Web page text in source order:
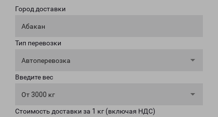
Город доставки
Абакан
Тип перевозки
Автоперевозка
Введите вес
От 3000 кг
Стоимость доставки за 1 кг (включая НДС)